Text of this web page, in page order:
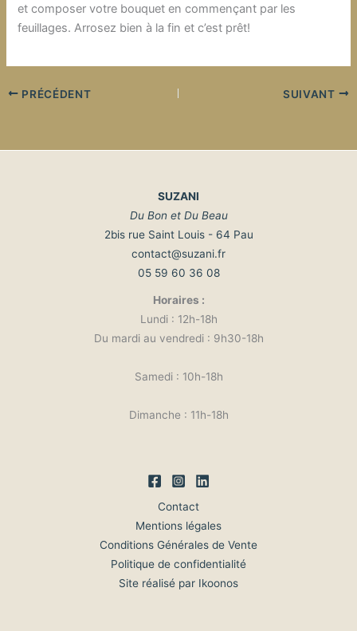
et composer votre bouquet en commençant par les
feuillages. Arrosez bien à la fin et c’est prêt!
PRÉCÉDENT SUIVANT
SUZANI
Du Bon et Du Beau
2bis rue Saint Louis - 64 Pau
contact@suzani.fr
05 59 60 36 08
Horaires :
Lundi : 12h-18h
Du mardi au vendredi : 9h30-18h
Samedi : 10h-18h
Dimanche : 11h-18h
Contact
Mentions légales
Conditions Générales de Vente
Politique de confidentialité
Site réalisé par Ikoonos